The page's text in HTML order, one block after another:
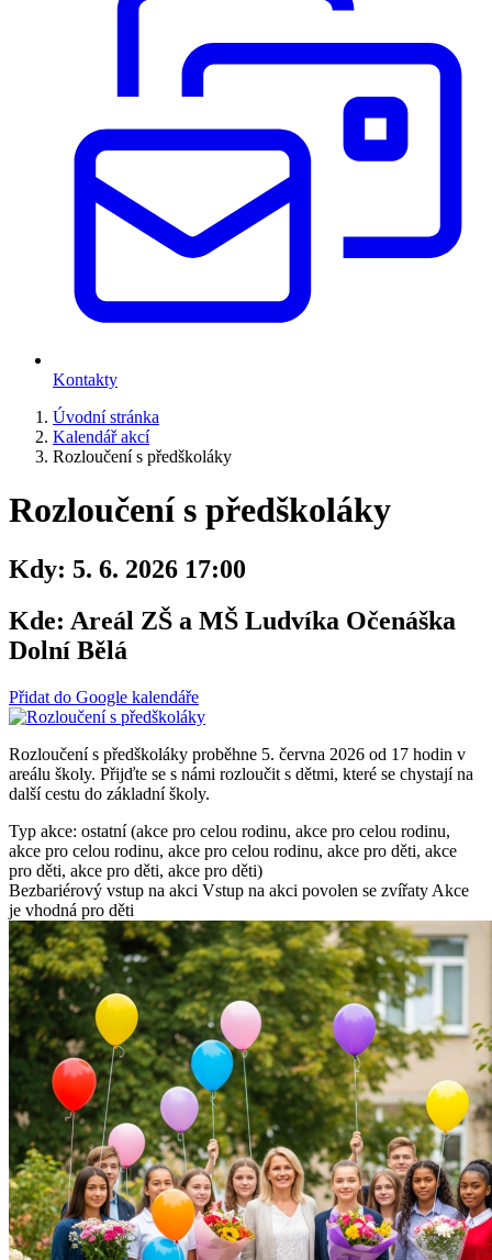
Kontakty
Úvodní stránka
Kalendář akcí
Rozloučení s předškoláky
Rozloučení s předškoláky
Kdy: 5. 6. 2026 17:00
Kde: Areál ZŠ a MŠ Ludvíka Očenáška
Dolní Bělá
Přidat do Google kalendáře
Rozloučení s předškoláky proběhne 5. června 2026 od 17 hodin v
areálu školy. Přijďte se s námi rozloučit s dětmi, které se chystají na
další cestu do základní školy.
Typ akce: ostatní (akce pro celou rodinu, akce pro celou rodinu,
akce pro celou rodinu, akce pro celou rodinu, akce pro děti, akce
pro děti, akce pro děti, akce pro děti)
Bezbariérový vstup na akci Vstup na akci povolen se zvířaty Akce
je vhodná pro děti